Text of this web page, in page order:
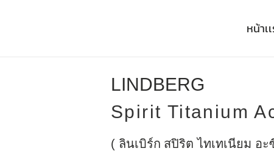
หน้าเ
LINDBERG
Spirit Titanium
( ลินเบิร์ก สปิริต ไทเทเนียม อะ